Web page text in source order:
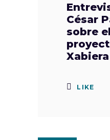
César
sobre el
Xabiera
LIKE